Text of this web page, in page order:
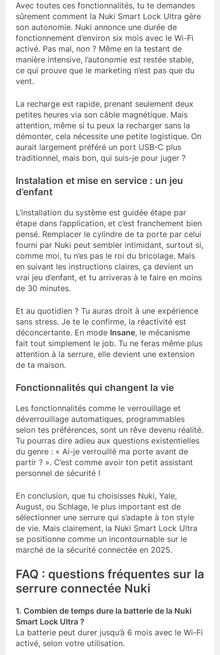
Avec toutes ces fonctionnalités, tu te demandes
sûrement comment la Nuki Smart Lock Ultra gère
son autonomie. Nuki annonce une durée de
fonctionnement d’environ six mois avec le Wi-Fi
activé. Pas mal, non ? Même en la testant de
manière intensive, l’autonomie est restée stable,
ce qui prouve que le marketing n’est pas que du
vent.
La recharge est rapide, prenant seulement deux
petites heures via son câble magnétique. Mais
attention, même si tu peux la recharger sans la
démonter, cela nécessite une petite logistique. On
aurait largement préféré un port USB-C plus
traditionnel, mais bon, qui suis-je pour juger ?
Instalation et mise en service : un jeu
d’enfant
L’installation du système est guidée étape par
étape dans l’application, et c’est franchement bien
pensé. Remplacer le cylindre de ta porte par celui
fourni par Nuki peut sembler intimidant, surtout si,
comme moi, tu n’es pas le roi du bricolage. Mais
en suivant les instructions claires, ça devient un
vrai jeu d’enfant, et tu arriveras à le faire en moins
de 30 minutes.
Et au quotidien ? Tu auras droit à une expérience
sans stress. Je te le confirme, la réactivité est
déconcertante. En mode Insane, le mécanisme
fait tout simplement le job. Tu ne feras même plus
attention à la serrure, elle devient une extension
de ta maison.
Fonctionnalités qui changent la vie
Les fonctionnalités comme le verrouillage et
déverrouillage automatiques, programmables
selon tes préférences, sont un rêve devenu réalité.
Tu pourras dire adieu aux questions existentielles
du genre : « Ai-je verrouillé ma porte avant de
partir ? ». C’est comme avoir ton petit assistant
personnel de sécurité !
En conclusion, que tu choisisses Nuki, Yale,
August, ou Schlage, le plus important est de
sélectionner une serrure qui s’adapte à ton style
de vie. Mais clairement, la Nuki Smart Lock Ultra
se positionne comme un incontournable sur le
marché de la sécurité connectée en 2025.
FAQ : questions fréquentes sur la
serrure connectée Nuki
1. Combien de temps dure la batterie de la Nuki
Smart Lock Ultra ?
La batterie peut durer jusqu’à 6 mois avec le Wi-Fi
activé, selon votre utilisation.